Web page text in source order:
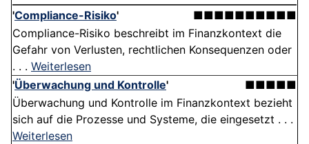
'Compliance-Risiko'
■■■■■■■■■■
Compliance-Risiko beschreibt im Finanzkontext die
Gefahr von Verlusten, rechtlichen Konsequenzen oder
. . . Weiterlesen
'Überwachung und Kontrolle'
■■■■■
Überwachung und Kontrolle im Finanzkontext bezieht
sich auf die Prozesse und Systeme, die eingesetzt . . .
Weiterlesen